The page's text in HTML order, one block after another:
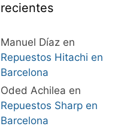
recientes
Manuel Díazen
Repuestos Hitachi en
Barcelona
Oded Achilea en
Repuestos Sharp en
Barcelona